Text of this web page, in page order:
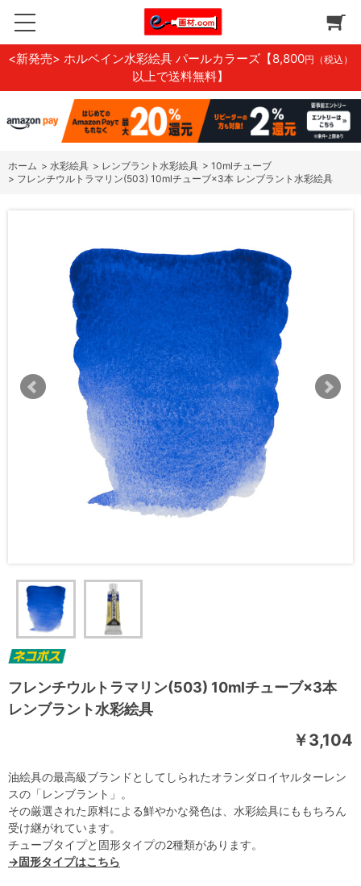
<新発売> ホルベイン水彩絵具 パールカラーズ 【8,800円（税込）
以上で送料無料】
ホーム > 水彩絵具 > レンブラント水彩絵具 > 10mlチューブ
> フレンチウルトラマリン(503) 10mlチューブ×3本 レンブラント水彩絵具
フレンチウルトラマリン(503) 10mlチューブ×3本
レンブラント水彩絵具
￥3,104
油絵具の最高級ブランドとしてしられたオランダロイヤルターレン
スの「レンブラント」。
その厳選された原料による鮮やかな発色は、水彩絵具にももちろん
受け継がれています。
チューブタイプと固形タイプの2種類があります。
→固形タイプはこちら